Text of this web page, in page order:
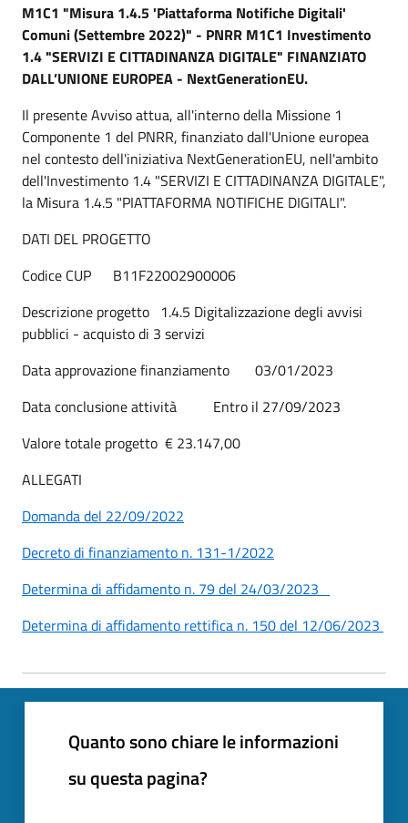
M1C1 "Misura 1.4.5 'Piattaforma Notifiche Digitali'
Comuni (Settembre 2022)" - PNRR M1C1 Investimento
1.4 "SERVIZI E CITTADINANZA DIGITALE" FINANZIATO
DALL’UNIONE EUROPEA - NextGenerationEU.
Il presente Avviso attua, all'interno della Missione 1
Componente 1 del PNRR, finanziato dall'Unione europea
nel contesto dell'iniziativa NextGenerationEU, nell'ambito
dell'Investimento 1.4 "SERVIZI E CITTADINANZA DIGITALE",
la Misura 1.4.5 "PIATTAFORMA NOTIFICHE DIGITALI".
DATI DEL PROGETTO
Codice CUP B11F22002900006
Descrizione progetto 1.4.5 Digitalizzazione degli avvisi
pubblici - acquisto di 3 servizi
Data approvazione finanziamento 03/01/2023
Data conclusione attività Entro il 27/09/2023
Valore totale progetto € 23.147,00
ALLEGATI
Domanda del 22/09/2022
Decreto di finanziamento n. 131-1/2022
Determina di affidamento n. 79 del 24/03/2023
Determina di affidamento rettifica n. 150 del 12/06/2023
Quanto sono chiare le informazioni
su questa pagina?